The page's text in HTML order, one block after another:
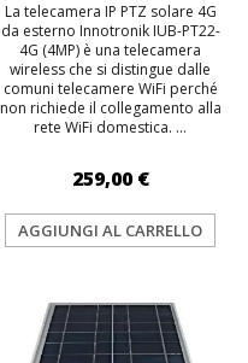
La telecamera IP PTZ solare 4G
da esterno Innotronik IUB-PT22-
4G (4MP) è una telecamera
wireless che si distingue dalle
comuni telecamere WiFi perché
non richiede il collegamento alla
rete WiFi domestica. ...
259,00 €
AGGIUNGI AL CARRELLO